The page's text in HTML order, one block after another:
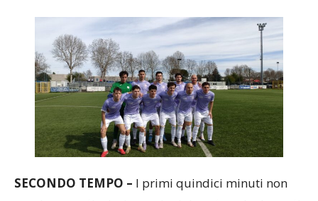
regalano particolari emozioni da entrambe le parti.